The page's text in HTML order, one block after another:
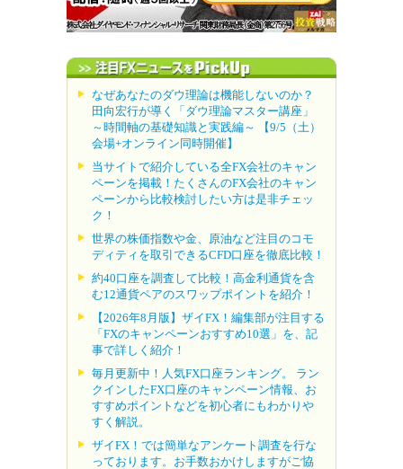
なぜあなたのダウ理論は機能しないのか？
田向宏行が導く「ダウ理論マスター講座」
～時間軸の基礎知識と実践編～ 【9/5（土）
会場+オンライン同時開催】
当サイトで紹介している全FX会社のキャン
ペーンを掲載！たくさんのFX会社のキャン
ペーンから比較検討したい方は是非チェッ
ク！
世界の株価指数や金、原油など注目のコモ
ディティを取引できるCFD口座を徹底比較！
約40口座を調査して比較！高金利通貨を含
む12通貨ペアのスワップポイントを紹介！
【2026年8月版】ザイFX！編集部が注目する
「FXのキャンペーンおすすめ10選」を、記
事で詳しく紹介！
毎月更新中！人気FX口座ランキング。 ラン
クインしたFX口座のキャンペーン情報、お
すすめポイントなどを初心者にもわかりや
すく解説。
ザイFX！では簡単なアンケート調査を行な
っております。お手数おかけしますがご協